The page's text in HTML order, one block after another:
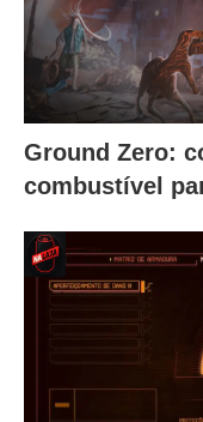
Ground Zero:
combustível